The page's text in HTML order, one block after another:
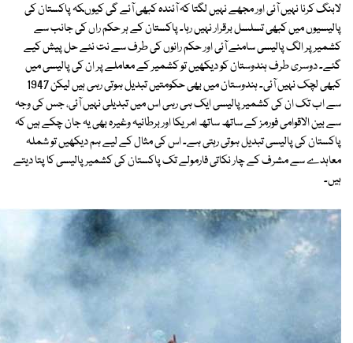
لابنگ کرنا نہیں آئی اور مجھے نہیں لگتا کہ آئندہ کبھی آئے گی کیوںکہ پاکستان کی
پالیسیوں میں کبھی تسلسل برقرار نہیں رہا۔ پاکستان کے ہر حکم راں کی جانب سے
کشمیر پر الگ پالیسی سامنے آئی اور حکم رانوں کی طرف سے نت نئے حل پیش کیے
گئے۔ دوسری طرف ہندوستان کو دیکھیں تو کشمیر کے معاملے پر ان کی پالیسی میں
کبھی لچک نہیں آئی۔ ہندوستان میں بھی حکومتیں تبدیل ہوتی رہی ہیں لیکن 1947
سے اب تک ان کی کشمیر پالیسی ایک ہی رہی اس میں تبدیلی نہیں آئی، جس کی وجہ
سے بین الاقوامی فورمز کے ساتھ ساتھ امریکا اور برطانیہ وغیرہ بھی یہ جان چکے ہیں کہ
پاکستان کی پالیسی تبدیل ہوتی رہتی ہے۔ اس کی مثال کے لیے ہم دیکھیں تو شملہ
معاہدے سے مشرف کے چار نکاتی فارمولے تک پاکستان کی کشمیر پالیسی کا پتا دیتے
ہیں۔